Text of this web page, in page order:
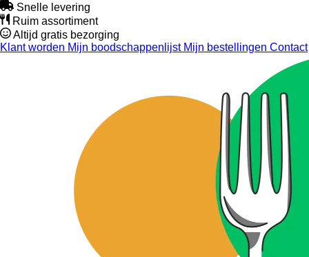
Snelle levering
Ruim assortiment
Altijd gratis bezorging
Klant worden Mijn boodschappenlijstMijn bestellingen Contact